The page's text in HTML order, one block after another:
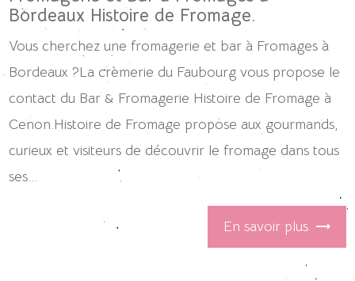
Bordeaux Histoire de Fromage.
Vous cherchez une fromagerie et bar à Fromages à
Bordeaux ?La crèmerie du Faubourg vous propose le
contact du Bar & Fromagerie Histoire de Fromage à
Cenon.Histoire de Fromage propose aux gourmands,
curieux et visiteurs de découvrir le fromage dans tous
ses...
En savoir plus